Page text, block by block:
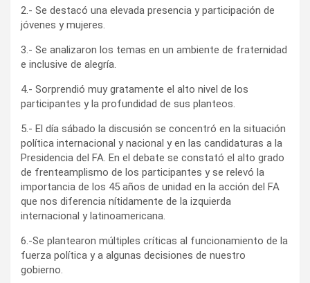
2.- Se destacó una elevada presencia y participación de
jóvenes y mujeres.
3.- Se analizaron los temas en un ambiente de fraternidad
e inclusive de alegría.
4.- Sorprendió muy gratamente el alto nivel de los
participantes y la profundidad de sus planteos.
5.- El día sábado la discusión se concentró en la situación
política internacional y nacional y en las candidaturas a la
Presidencia del FA. En el debate se constató el alto grado
de frenteamplismo de los participantes y se relevó la
importancia de los 45 años de unidad en la acción del FA
que nos diferencia nítidamente de la izquierda
internacional y latinoamericana.
6.-Se plantearon múltiples críticas al funcionamiento de la
fuerza política y a algunas decisiones de nuestro
gobierno.